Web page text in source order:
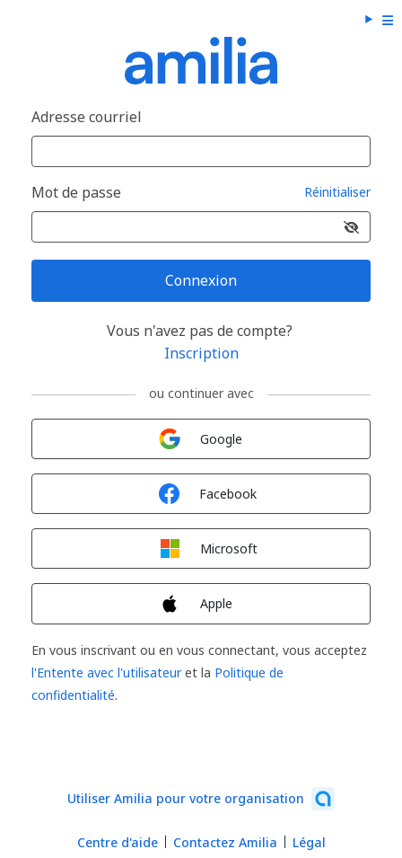
Adresse courriel
Mot de passe Réinitialiser
Connexion
Vous n'avez pas de compte?
Inscription
ou continuer avec
Google
Facebook
Microsoft
Apple
En vous inscrivant ou en vous connectant, vous acceptez
l'Entente avec l'utilisateuret la Politique de
confidentialité.
Utiliser Amilia pour votre organisation
Centre d'aide Contactez Amilia Légal